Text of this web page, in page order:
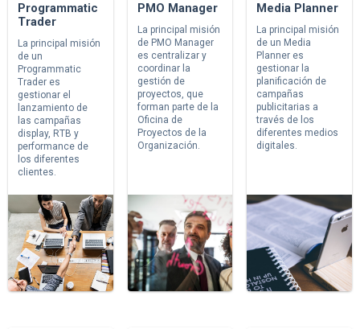
Programmatic
Trader
La principal misión
de un
Programmatic
Trader es
gestionar el
lanzamiento de
las campañas
display, RTB y
performance de
los diferentes
clientes.
PMO Manager
La principal misión
de PMO Manager
es centralizar y
coordinar la
gestión de
proyectos, que
forman parte de la
Oficina de
Proyectos de la
Organización.
Media Planner
La principal misión
de un Media
Planner es
gestionar la
planificación de
campañas
publicitarias a
través de los
diferentes medios
digitales.